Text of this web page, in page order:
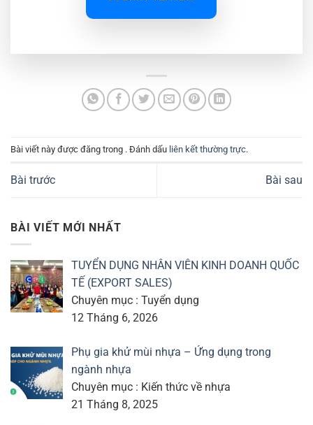
Bài viết này được đăng trong . Đánh dấu liên kết thường trực.
Bài trước Bài sau
BÀI VIẾT MỚI NHẤT
TUYỂN DỤNG NHÂN VIÊN KINH DOANH QUỐC
TẾ (EXPORT SALES)
Chuyên mục : Tuyển dụng
12 Tháng 6, 2026
Phụ gia khử mùi nhựa – Ứng dụng trong
ngành nhựa
Chuyên mục : Kiến thức về nhựa
21 Tháng 8, 2025